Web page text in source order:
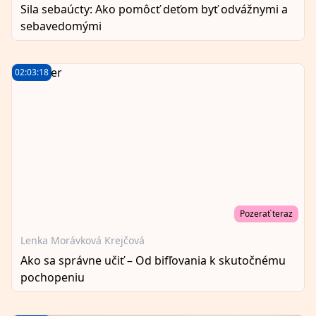
Sila sebaúcty: Ako pomôcť deťom byť odvážnymi a
sebavedomými
02:03:18
Pozerať teraz
Lenka Morávková Krejčová
Ako sa správne učiť – Od bifľovania k skutočnému
pochopeniu